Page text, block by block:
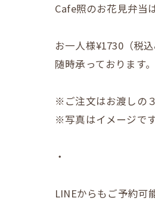
Cafe照のお花見弁当
お一人様¥1730（税
随時承っております。
※ご注文はお渡しの
※写真はイメージで
・
LINEからもご予約可